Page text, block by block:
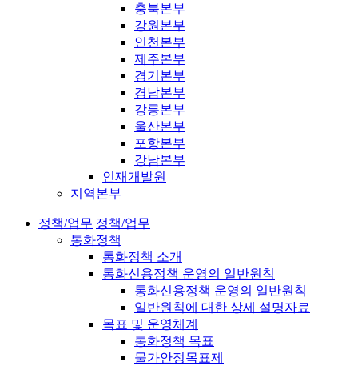
충북본부
강원본부
인천본부
제주본부
경기본부
경남본부
강릉본부
울산본부
포항본부
강남본부
인재개발원
지역본부
정책/업무 정책/업무
통화정책
통화정책 소개
통화신용정책 운영의 일반원칙
통화신용정책 운영의 일반원칙
일반원칙에 대한 상세 설명자료
목표 및 운영체계
통화정책 목표
물가안정목표제